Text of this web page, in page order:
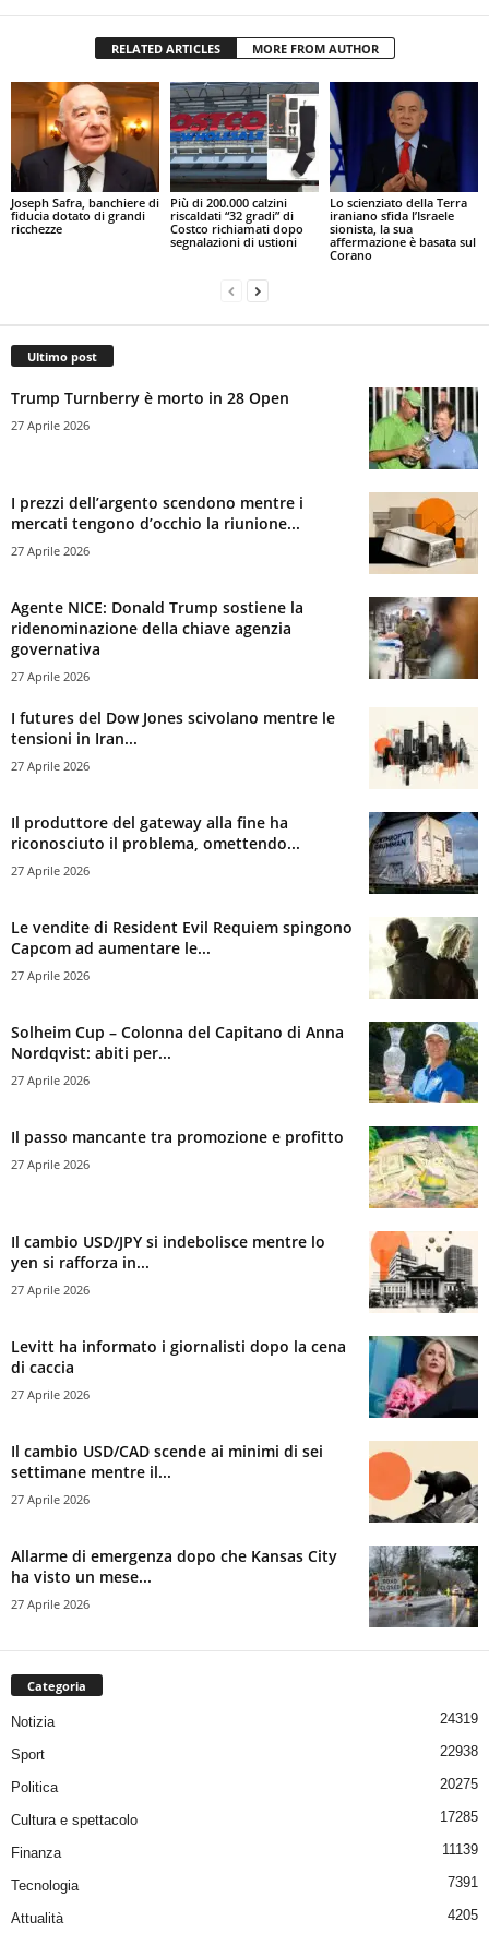
RELATED ARTICLES MORE FROM AUTHOR
Joseph Safra, banchiere di
fiducia dotato di grandi
ricchezze
Più di 200.000 calzini
riscaldati “32 gradi” di
Costco richiamati dopo
segnalazioni di ustioni
Lo scienziato della Terra
iraniano sfida l’Israele
sionista, la sua
affermazione è basata sul
Corano
Ultimo post
Trump Turnberry è morto in 28 Open
27 Aprile 2026
I prezzi dell’argento scendono mentre i
mercati tengono d’occhio la riunione...
27 Aprile 2026
Agente NICE: Donald Trump sostiene la
ridenominazione della chiave agenzia
governativa
27 Aprile 2026
I futures del Dow Jones scivolano mentre le
tensioni in Iran...
27 Aprile 2026
Il produttore del gateway alla fine ha
riconosciuto il problema, omettendo...
27 Aprile 2026
Le vendite di Resident Evil Requiem spingono
Capcom ad aumentare le...
27 Aprile 2026
Solheim Cup – Colonna del Capitano di Anna
Nordqvist: abiti per...
27 Aprile 2026
Il passo mancante tra promozione e profitto
27 Aprile 2026
Il cambio USD/JPY si indebolisce mentre lo
yen si rafforza in...
27 Aprile 2026
Levitt ha informato i giornalisti dopo la cena
di caccia
27 Aprile 2026
Il cambio USD/CAD scende ai minimi di sei
settimane mentre il...
27 Aprile 2026
Allarme di emergenza dopo che Kansas City
ha visto un mese...
27 Aprile 2026
Categoria
Notizia 24319
Sport 22938
Politica 20275
Cultura e spettacolo 17285
Finanza 11139
Tecnologia 7391
Attualità 4205